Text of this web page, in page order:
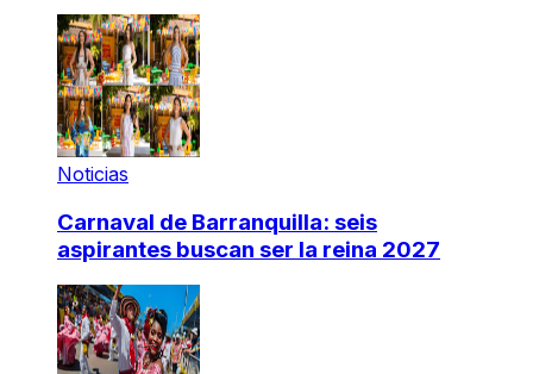
Noticias
Carnaval de Barranquilla: seis
aspirantes buscan ser la reina 2027